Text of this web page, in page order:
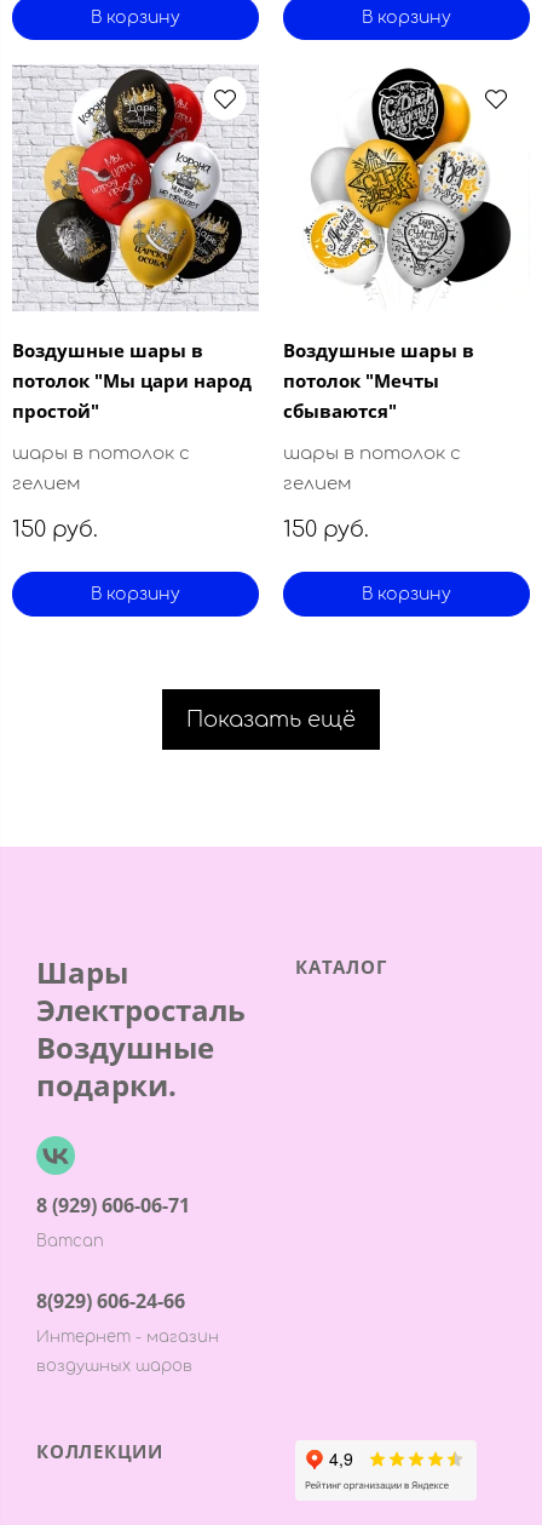
В корзину В корзину
Воздушные шары в
потолок "Мы цари народ
простой"
шары в потолок с
гелием
150 руб.
В корзину
Воздушные шары в
потолок "Мечты
сбываются"
шары в потолок с
гелием
150 руб.
В корзину
Показать ещё
Шары
Электросталь
Воздушные
подарки.
8 (929) 606-06-71
Ватсап
8(929) 606-24-66
Интернет - магазин
воздушных шаров
КАТАЛОГ
КОЛЛЕКЦИИ